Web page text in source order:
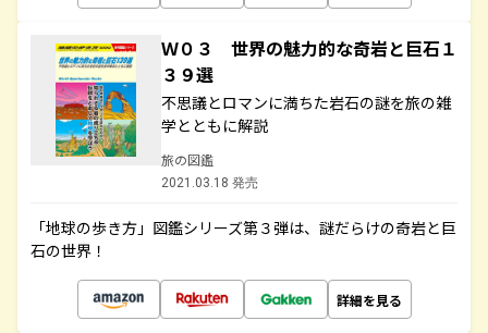
Ｗ０３ 世界の魅力的な奇岩と巨石１
３９選
不思議とロマンに満ちた岩石の謎を旅の雑
学とともに解説
旅の図鑑
2021.03.18 発売
「地球の歩き方」図鑑シリーズ第３弾は、謎だらけの奇岩と巨
石の世界！
詳細を見る